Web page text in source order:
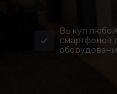
Выкуп
смартфонов